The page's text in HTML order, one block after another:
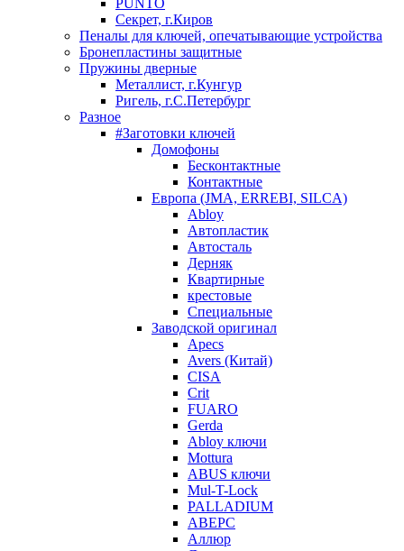
PUNTO
Секрет, г.Киров
Пеналы для ключей, опечатывающие устройства
Бронепластины защитные
Пружины дверные
Металлист, г.Кунгур
Ригель, г.С.Петербург
Разное
#Заготовки ключей
Домофоны
Бесконтактные
Контактные
Европа (JMA, ERREBI, SILCA)
Abloy
Автопластик
Автосталь
Дерняк
Квартирные
крестовые
Специальные
Заводской оригинал
Apecs
Avers (Китай)
CISA
Crit
FUARO
Gerda
Abloy ключи
Mottura
ABUS ключи
Mul-T-Lock
PALLADIUM
АВЕРС
Аллюр